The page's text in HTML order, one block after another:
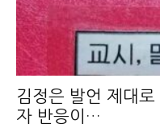
김정은 발언 제대로
자 반응이…